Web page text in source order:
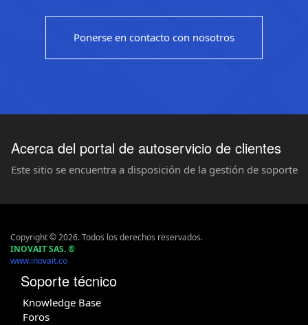
Ponerse en contacto con nosotros
Acerca del portal de autoservicio de clientes
Este sitio se encuentra a disposición de la gestión de soporte
Copyright © 2026. Todos los derechos reservados.
INOVAIT SAS.®
www.inovait.co
Soporte técnico
Knowledge Base
Foros